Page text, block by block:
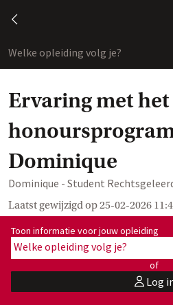
chevron-left
Welke opleiding volg je?
Ervaring met het
Dominique
Dominique - Student
Laatst gewijzigd op25-02-2026
Toon informatie voor opleiding:
Toon informatie voor jouw opleiding
Welke opleiding volg je?
of
userLog